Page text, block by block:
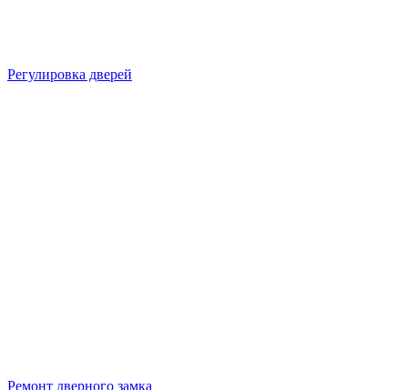
Регулировка дверей
Ремонт дверного замка